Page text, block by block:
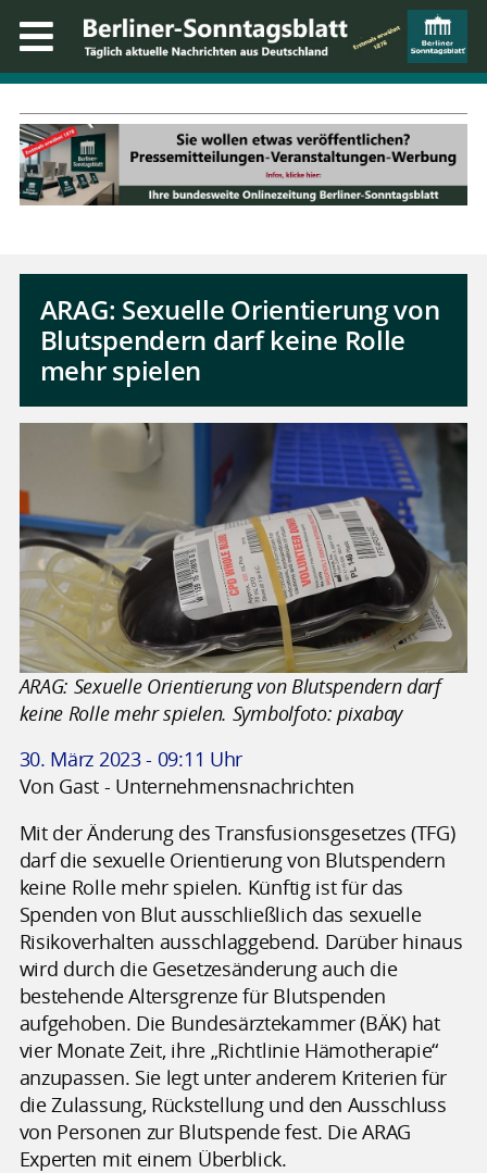
ARAG: Sexuelle Orientierung von
Blutspendern darf keine Rolle
mehr spielen
ARAG: Sexuelle Orientierung von Blutspendern darf
keine Rolle mehr spielen. Symbolfoto: pixabay
30. März 2023 - 09:11 Uhr
Von Gast - Unternehmensnachrichten
Mit der Änderung des Transfusionsgesetzes (TFG)
darf die sexuelle Orientierung von Blutspendern
keine Rolle mehr spielen. Künftig ist für das
Spenden von Blut ausschließlich das sexuelle
Risikoverhalten ausschlaggebend. Darüber hinaus
wird durch die Gesetzesänderung auch die
bestehende Altersgrenze für Blutspenden
aufgehoben. Die Bundesärztekammer (BÄK) hat
vier Monate Zeit, ihre „Richtlinie Hämotherapie“
anzupassen. Sie legt unter anderem Kriterien für
die Zulassung, Rückstellung und den Ausschluss
von Personen zur Blutspende fest. Die ARAG
Experten mit einem Überblick.